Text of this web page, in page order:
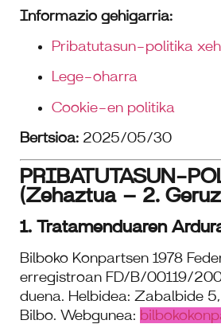
Informazio gehigarria:
Pribatutasun-politika
Lege-oharra
Cookie-en politika
Bertsioa: 2025/05/30
PRIBATUTASUN-
(Zehaztua – 2.
1. Tratamenduaren
Bilboko Konpartsen 1978
erregistroan FD/B/00119/
duena. Helbidea: Zabalbide
Bilbo. Webgunea: